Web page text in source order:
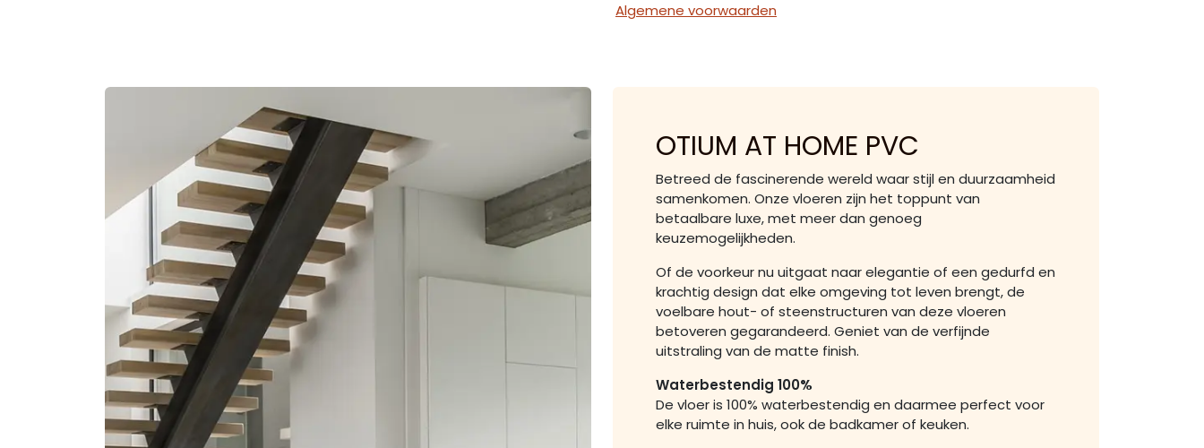
Algemene voorwaarden
OTIUM AT HOME PVC
Betreed de fascinerende wereld waar stijl en duurzaamheid
samenkomen. Onze vloeren zijn het toppunt van
betaalbare luxe, met meer dan genoeg
keuzemogelijkheden.
Of de voorkeur nu uitgaat naar elegantie of een gedurfd en
krachtig design dat elke omgeving tot leven brengt, de
voelbare hout- of steenstructuren van deze vloeren
betoveren gegarandeerd. Geniet van de verfijnde
uitstraling van de matte finish.
Waterbestendig 100%
De vloer is 100% waterbestendig en daarmee perfect voor
elke ruimte in huis, ook de badkamer of keuken.